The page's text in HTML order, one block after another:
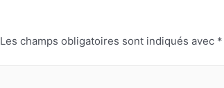
Les champs obligatoires sont indiqués avec *